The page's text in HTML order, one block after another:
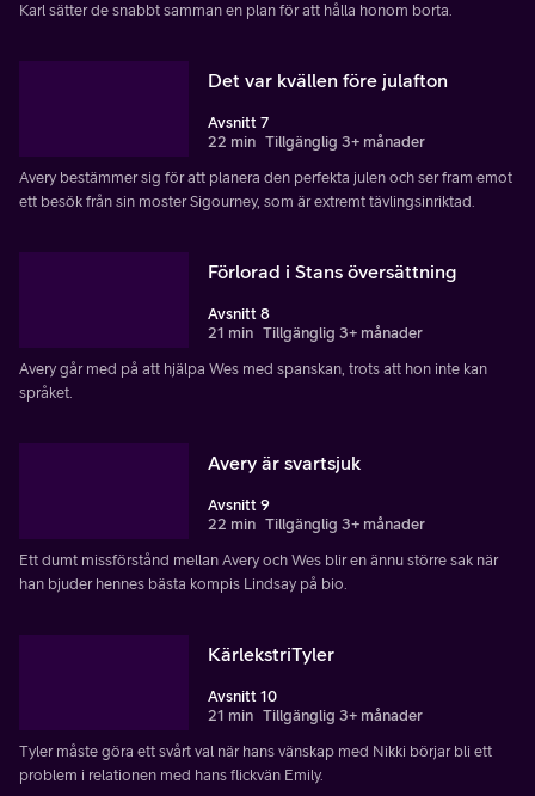
Karl sätter de snabbt samman en plan för att hålla honom borta.
Det var kvällen före julafton
Avsnitt 7
22 min Tillgänglig 3+ månader
Avery bestämmer sig för att planera den perfekta julen och ser fram emot
ett besök från sin moster Sigourney, som är extremt tävlingsinriktad.
Förlorad i Stans översättning
Avsnitt 8
21 min Tillgänglig 3+ månader
Avery går med på att hjälpa Wes med spanskan, trots att hon inte kan
språket.
Avery är svartsjuk
Avsnitt 9
22 min Tillgänglig 3+ månader
Ett dumt missförstånd mellan Avery och Wes blir en ännu större sak när
han bjuder hennes bästa kompis Lindsay på bio.
KärlekstriTyler
Avsnitt 10
21 min Tillgänglig 3+ månader
Tyler måste göra ett svårt val när hans vänskap med Nikki börjar bli ett
problem i relationen med hans flickvän Emily.